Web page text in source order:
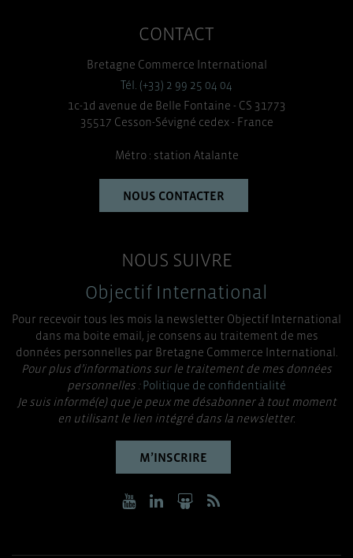
CONTACT
Bretagne Commerce International
Tél. (+33) 2 99 25 04 04
1c-1d avenue de Belle Fontaine - CS 31773
35517 Cesson-Sévigné cedex - France
Métro : station Atalante
NOUS CONTACTER
NOUS SUIVRE
Objectif International
Pour recevoir tous les mois la newsletter Objectif International
dans ma boite email, je consens au traitement de mes
données personnelles par Bretagne Commerce International.
Pour plus d’informations sur le traitement de mes données
personnelles :Politique de confidentialité
Je suis informé(e) que je peux me désabonner à tout moment
en utilisant le lien intégré dans la newsletter.
M’INSCRIRE